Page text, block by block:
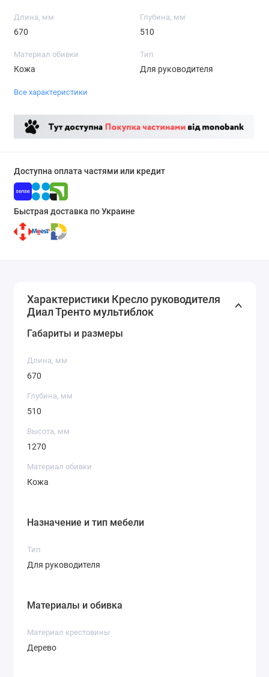
Длина, мм
670
Глубина, мм
510
Материал обивки
Кожа
Тип
Для руководителя
Все характеристики
Доступна оплата частями или кредит
Быстрая доставка по Украине
Характеристики Кресло руководителя
Диал Тренто мультиблок
Габариты и размеры
Длина, мм
670
Глубина, мм
510
Высота, мм
1270
Материал обивки
Кожа
Назначение и тип мебели
Тип
Для руководителя
Материалы и обивка
Материал крестовины
Дерево